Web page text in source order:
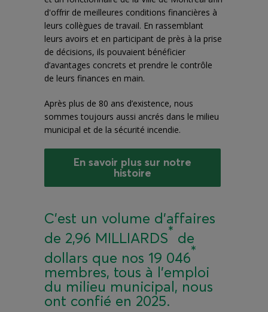
d'offrir de meilleures conditions financières à
leurs collègues de travail. En rassemblant
leurs avoirs et en participant de près à la prise
de décisions, ils pouvaient bénéficier
d’avantages concrets et prendre le contrôle
de leurs finances en main.
Après plus de 80 ans d’existence, nous
sommes toujours aussi ancrés dans le milieu
municipal et de la sécurité incendie.
En savoir plus sur notre
histoire
C'est un volume d'affaires
de 2,96 MILLIARDS* de
dollars que nos 19 046*
membres, tous à l'emploi
du milieu municipal, nous
ont confié en 2025.